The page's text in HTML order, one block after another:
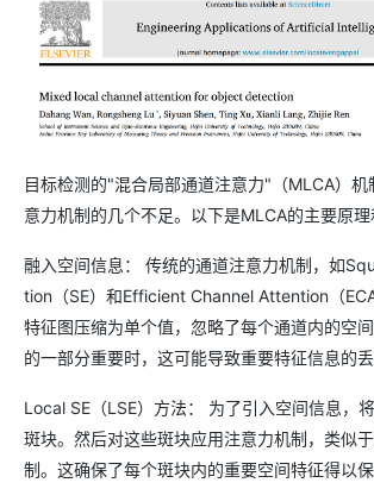
目标检测的"混合局部通道注意力"（MLCA）
意力机制的几个不足。以下是MLCA的主要原理
融入空间信息： 传统的通道注意力机制，如
tion（SE）和Efficient Channel Attention（
特征图压缩为单个值，忽略了每个通道内的空
的一部分重要时，这可能导致重要特征信息的丢
Local SE（LSE）方法： 为了引入空间信息，
斑块。然后对这些斑块应用注意力机制，类似
制。这确保了每个斑块内的重要空间特征得以